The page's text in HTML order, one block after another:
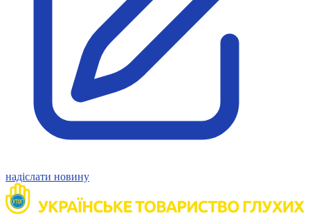
Нормативна база УТОГ
Конвенція ООН
Законодавство
Декларації
Документи ВФГ
Міжнародні документи
надіслати новину